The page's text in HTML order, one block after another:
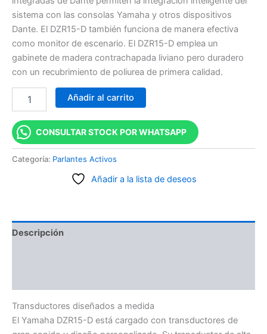
sistema con las consolas Yamaha y otros dispositivos
Dante. El DZR15-D también funciona de manera efectiva
como monitor de escenario. El DZR15-D emplea un
gabinete de madera contrachapada liviano pero duradero
con un recubrimiento de poliurea de primera calidad.
Añadir al carrito
CONSULTAR STOCK POR WHATSAPP
Categoría: Parlantes Activos
Añadir a la lista de deseos
Descripción
Transductores diseñados a medida
El Yamaha DZR15-D está cargado con transductores de